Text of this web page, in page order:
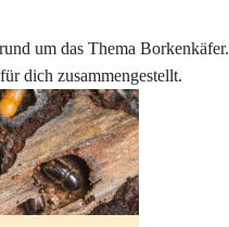
um das Thema Borkenkäfer.
dich zusammengestellt.